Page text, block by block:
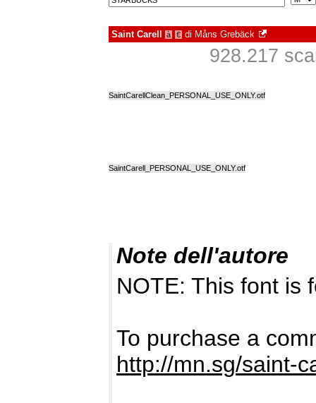
Saint Carell à € di Måns Grebäck
928.217
SaintCarellClean_PERSONAL_USE_ONLY.otf
SaintCarell_PERSONAL_USE_ONLY.otf
Note dell'autore
NOTE: This font is
To purchase a
http://mn.sg/saint-